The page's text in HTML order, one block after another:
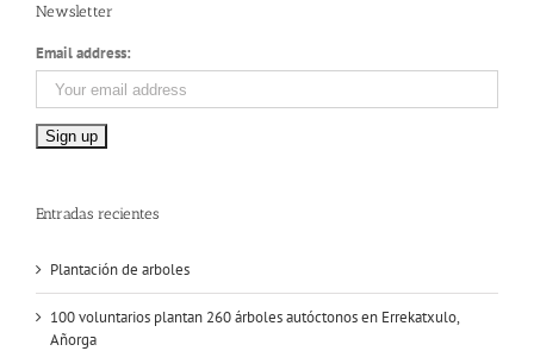
Newsletter
Email address:
Entradas recientes
Plantación de arboles
100 voluntarios plantan 260 árboles autóctonos en Errekatxulo,
Añorga